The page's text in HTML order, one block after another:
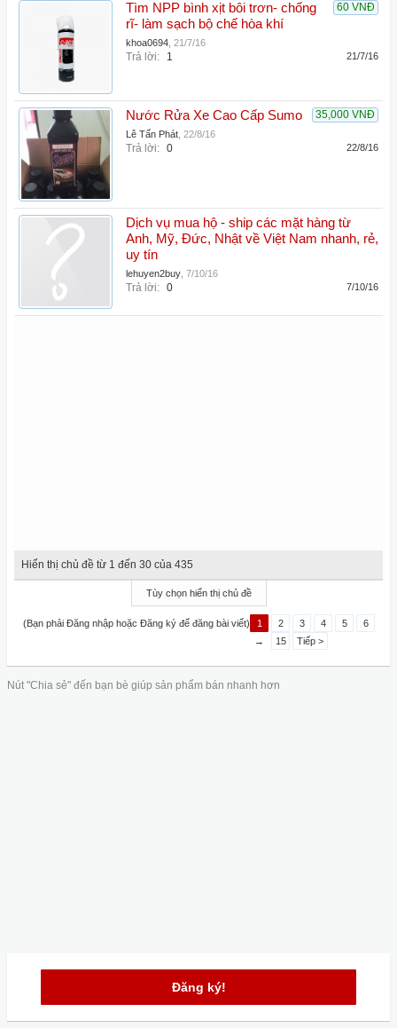
60 VNĐ
Tìm NPP bình xịt bôi trơn- chống
rĩ- làm sạch bộ chế hòa khí
khoa0694 21/7/16
Trả lời: 1 21/7/16
35,000 VNĐ
Nước Rửa Xe Cao Cấp Sumo
Lê Tấn Phát 22/8/16
Trả lời: 0 22/8/16
Dịch vụ mua hộ - ship các mặt hàng từ
Anh, Mỹ, Đức, Nhật về Việt Nam nhanh, rẻ,
uy tín
lehuyen2buy 7/10/16
Trả lời: 0 7/10/16
Hiển thị chủ đề từ 1 đến 30 của 435
Tùy chọn hiển thị chủ đề
(Bạn phải Đăng nhập hoặc Đăng ký để đăng bài viết) 1 2 3 4 5
6
→
15 Tiếp >
Nút "Chia sẻ" đến bạn bè giúp sản phẩm bán nhanh hơn
Đăng ký!